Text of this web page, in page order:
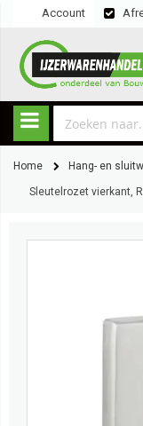
Account
Home Hang- en
Sleutelrozet vierkant,